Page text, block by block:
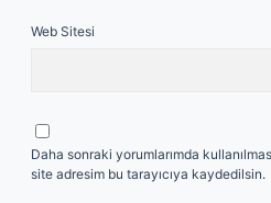
Web Sitesi
Daha sonraki yorumlarımda
site adresim bu tarayıcıya kaydedilsin.